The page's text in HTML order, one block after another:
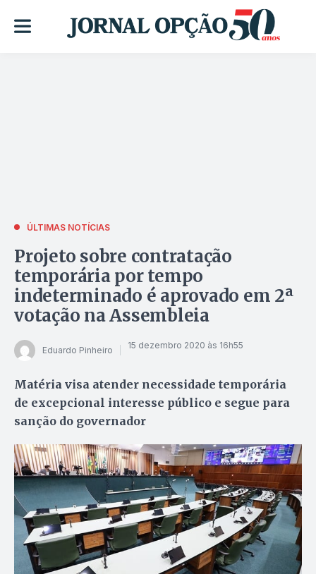
ÚLTIMAS NOTÍCIAS
Projeto sobre contratação
temporária por tempo
indeterminado é aprovado em 2ª
votação na Assembleia
Eduardo Pinheiro 15 dezembro 2020 às 16h55
Matéria visa atender necessidade temporária
de excepcional interesse público e segue para
sanção do governador